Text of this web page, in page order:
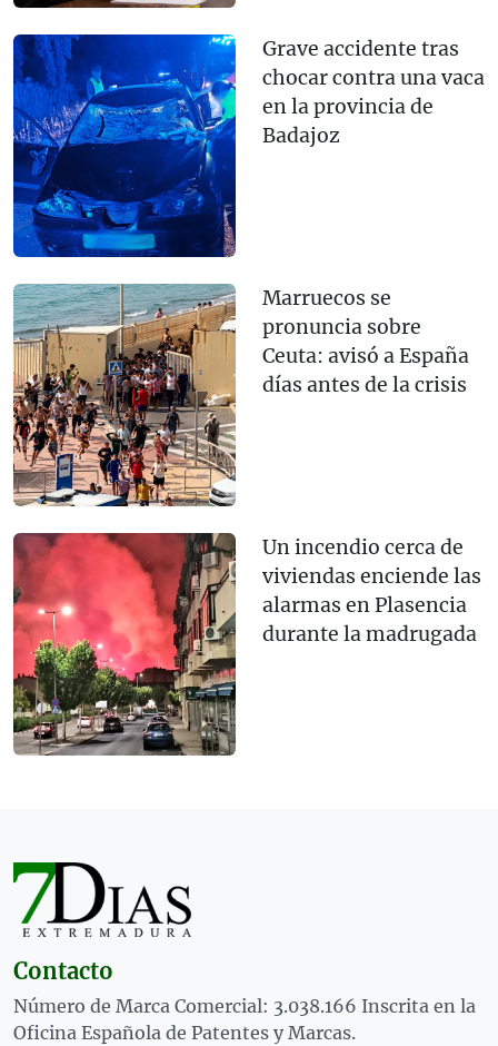
Grave accidente tras
chocar contra una vaca
en la provincia de
Badajoz
Marruecos se
pronuncia sobre
Ceuta: avisó a España
días antes de la crisis
Un incendio cerca de
viviendas enciende las
alarmas en Plasencia
durante la madrugada
Contacto
Número de Marca Comercial: 3.038.166 Inscrita en la
Oficina Española de Patentes y Marcas.